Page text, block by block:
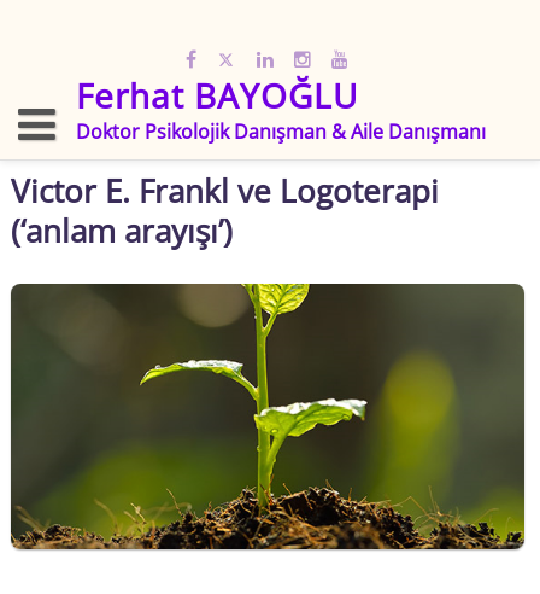
Ferhat BAYOĞLU
Doktor Psikolojik Danışman & Aile Danışmanı
Victor E. Frankl ve Logoterapi
(‘anlam arayışı’)